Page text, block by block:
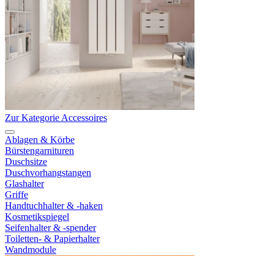
Zur Kategorie Accessoires
Ablagen & Körbe
Bürstengarnituren
Duschsitze
Duschvorhangstangen
Glashalter
Griffe
Handtuchhalter & -haken
Kosmetikspiegel
Seifenhalter & -spender
Toiletten- & Papierhalter
Wandmodule